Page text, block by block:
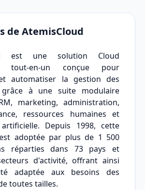
de AtemisCloud
est une solution Cloud
tout-en-un conçue pour
automatiser la gestion des
grâce à une suite modulaire
marketing, administration,
ressources humaines et
Depuis 1998, cette
adoptée par plus de 1 500
réparties dans 73 pays et
d'activité, offrant ainsi
adaptée aux besoins des
toutes tailles.